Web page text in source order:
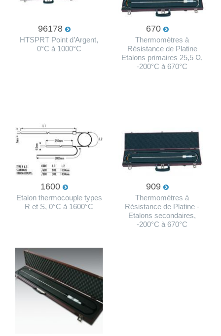
96178
HTSPRT Point d’Argent,
0°C à 1000°C
670
Thermomètres à
Résistance de Platine
Etalons primaires 25,5 Ω,
-200°C à 670°C
1600
Etalon thermocouple types
R et S, 0°C à 1600°C
909
Thermomètres à
Résistance de Platine -
Etalons secondaires,
-200°C à 670°C